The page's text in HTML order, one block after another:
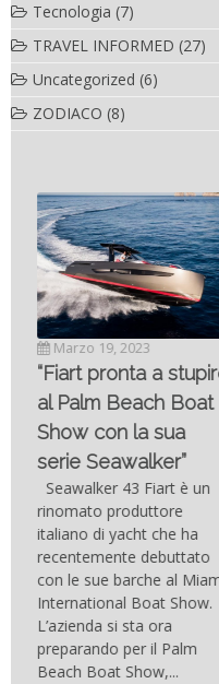
Tecnologia (7)
TRAVEL INFORMED (27)
Uncategorized (6)
ZODIACO (8)
Marzo 19, 2023
“Fiart pronta a stupire
al Palm Beach Boat
Show con la sua
serie Seawalker”
Seawalker 43 Fiart è un
rinomato produttore
italiano di yacht che ha
recentemente debuttato
con le sue barche al Miami
International Boat Show.
L’azienda si sta ora
preparando per il Palm
Beach Boat Show,...